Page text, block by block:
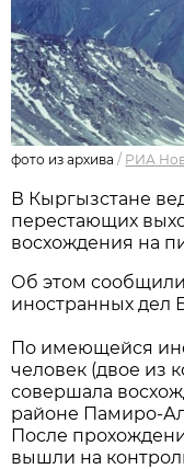
фото из архива / РИА
В Кыргызстане
перестающих
восхождения на
Об этом сообщили
иностранных дел
По имеющейся
человек (двое из
совершала
районе Памиро-
После
вышли на